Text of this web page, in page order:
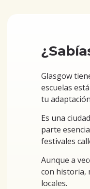
Glasgow
escuelas
tu
Es una
parte
festivales
Aunque a
con historia,
locales.